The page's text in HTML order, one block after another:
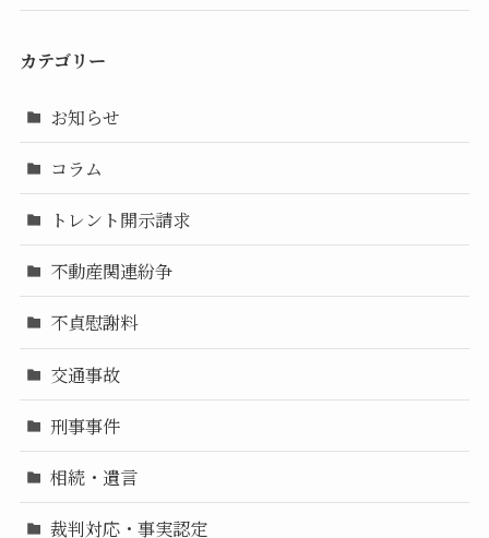
カテゴリー
お知らせ
コラム
トレント開示請求
不動産関連紛争
不貞慰謝料
交通事故
刑事事件
相続・遺言
裁判対応・事実認定